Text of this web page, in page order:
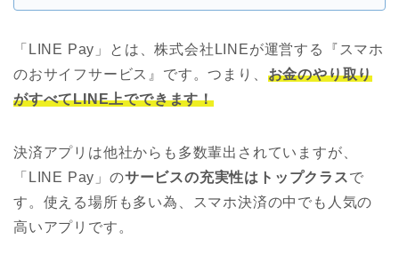
「LINE Pay」とは、株式会社LINEが運営する『スマホ
のおサイフサービス』です。つまり、 お金のやり取り
がすべてLINE上でできます！
決済アプリは他社からも多数輩出されていますが、
「LINE Pay」のサービスの充実性はトップクラスで
す。使える場所も多い為、スマホ決済の中でも人気の
高いアプリです。